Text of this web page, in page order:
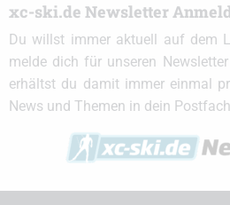
xc-ski.de Newsletter
Du willst immer aktuell auf dem
melde dich für unseren
erhältst du damit immer einmal
News und Themen in dein